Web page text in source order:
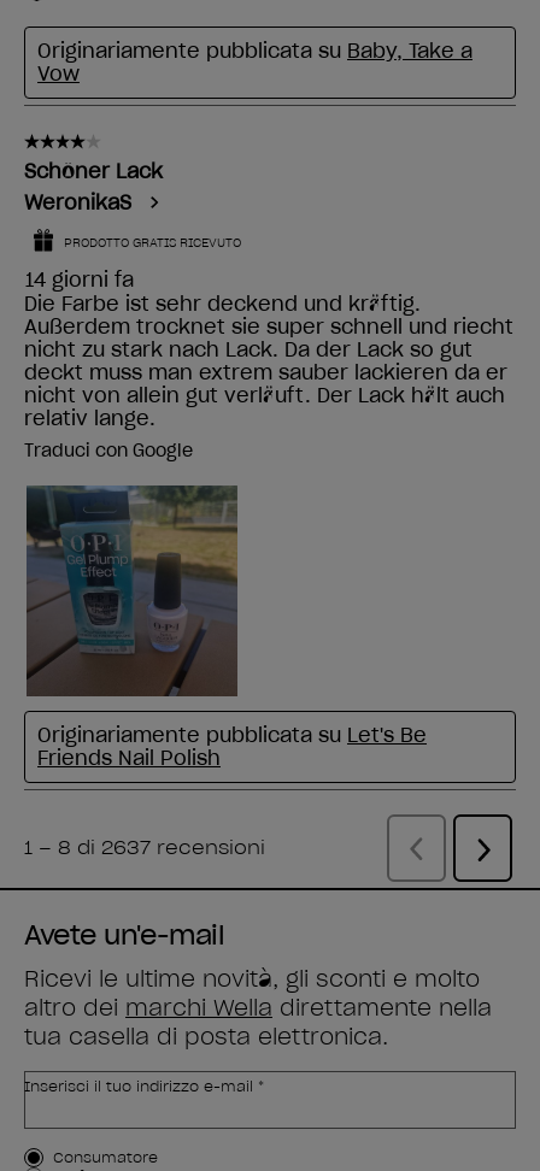
Avete un'e-mail
Ricevi le ultime novità, gli sconti e molto
altro dei marchi Wella direttamente nella
tua casella di posta elettronica.
Inserisci il tuo indirizzo e-mail *
Tipo di cliente
Consumatore